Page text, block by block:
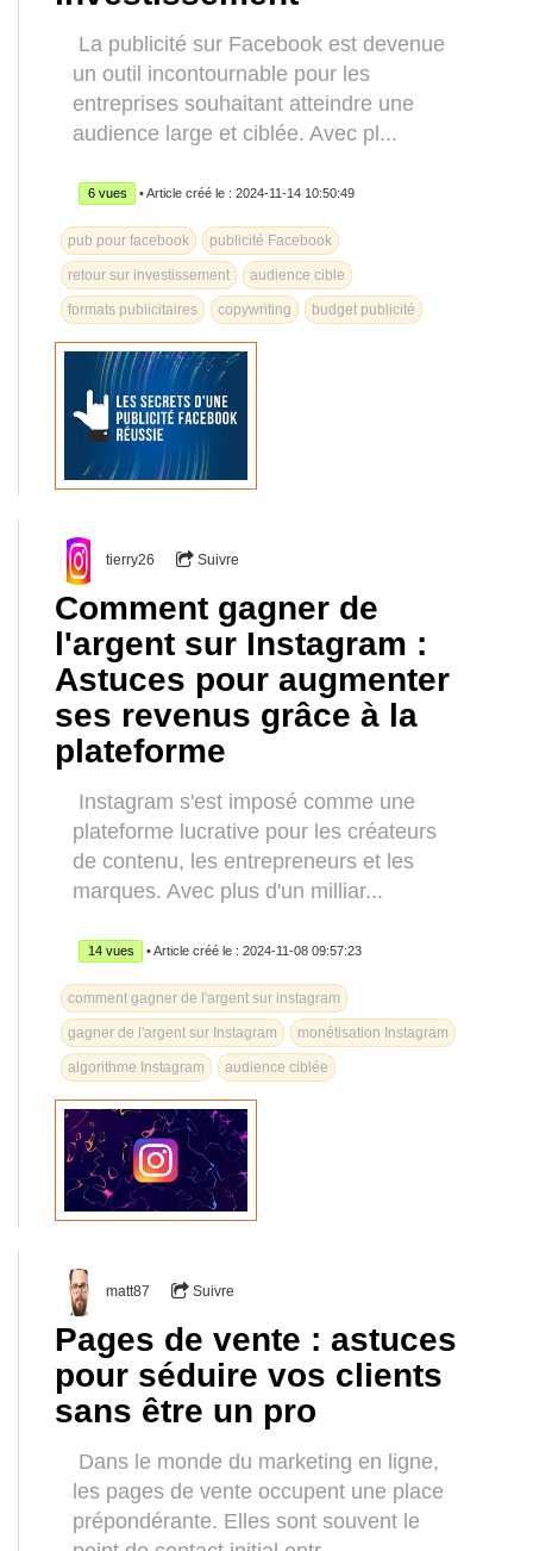
La publicité sur Facebook est devenue
un outil incontournable pour les
entreprises souhaitant atteindre une
audience large et ciblée. Avec pl...
6 vues • Article créé le : 2024-11-14 10:50:49
pub pour facebook publicité Facebook
retour sur investissement audience cible
formats publicitaires copywriting budget publicité
tierry26 Suivre
Comment gagner de
l'argent sur Instagram :
Astuces pour augmenter
ses revenus grâce à la
plateforme
Instagram s'est imposé comme une
plateforme lucrative pour les créateurs
de contenu, les entrepreneurs et les
marques. Avec plus d'un milliar...
14 vues • Article créé le : 2024-11-08 09:57:23
comment gagner de l'argent sur instagram
gagner de l'argent sur Instagram monétisation Instagram
algorithme Instagram audience ciblée
matt87 Suivre
Pages de vente : astuces
pour séduire vos clients
sans être un pro
Dans le monde du marketing en ligne,
les pages de vente occupent une place
prépondérante. Elles sont souvent le